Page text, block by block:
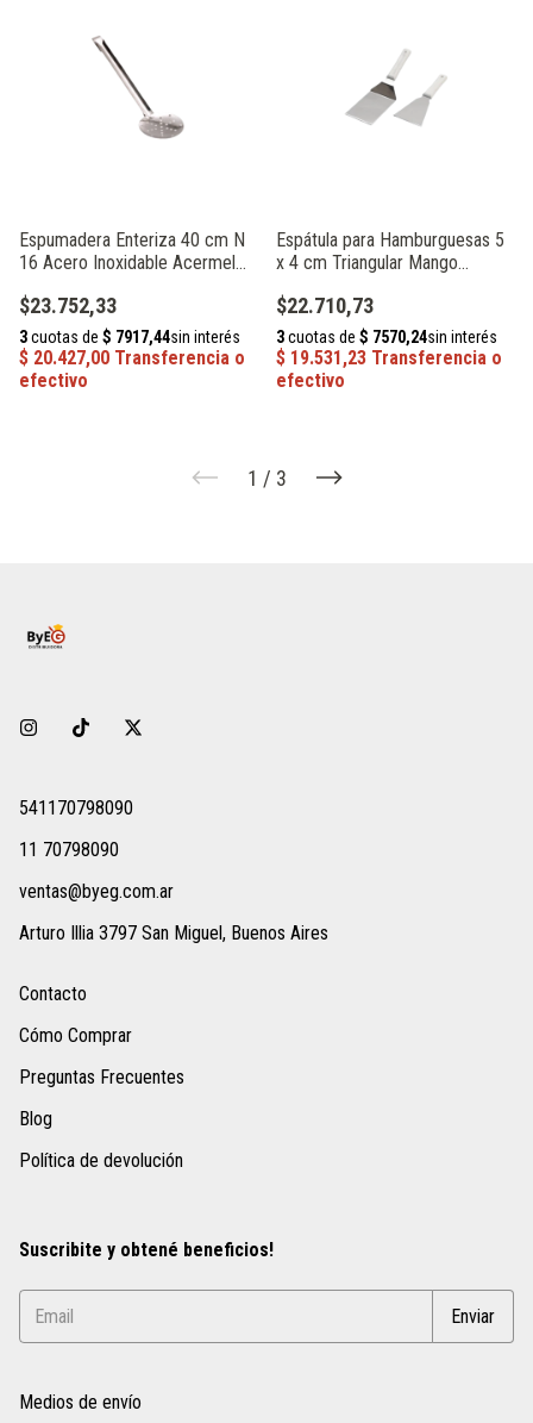
Espumadera Enteriza 40 cm N
16 Acero Inoxidable Acermel
$23.752,33
Espátula para Hamburguesas 5
x 4 cm Triangular Mango
$22.710,73
1 / 3
541170798090
11 70798090
ventas@byeg.com.ar
Arturo Illia 3797 San Miguel, Buenos Aires
Contacto
Cómo Comprar
Preguntas Frecuentes
Blog
Política de devolución
Suscribite y obtené beneficios!
Medios de envío